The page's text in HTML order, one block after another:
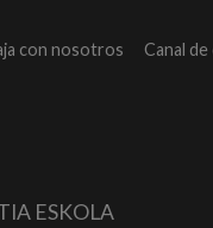
con nosotros Canal
ESKOLA